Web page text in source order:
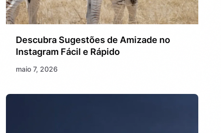
Descubra Sugestões de Amizade no
Instagram Fácil e Rápido
maio 7, 2026